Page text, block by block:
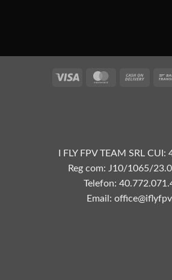
Vize MasterCardPlata
I FLY FPV TEAM SRL
Reg com: J10/1065/
Telefon:
Email: